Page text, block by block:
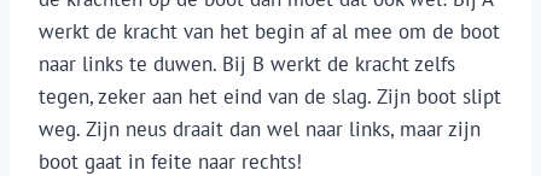
werkt de kracht van het begin af al mee om de boot
naar links te duwen. Bij B werkt de kracht zelfs
tegen, zeker aan het eind van de slag. Zijn boot slipt
weg. Zijn neus draait dan wel naar links, maar zijn
boot gaat in feite naar rechts!